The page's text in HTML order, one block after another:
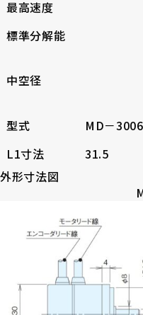
お電話でのお問い合わせ
最高速度
標準分解能
中空径
型式
MD－3006
L1寸法
31.5
外形寸法図